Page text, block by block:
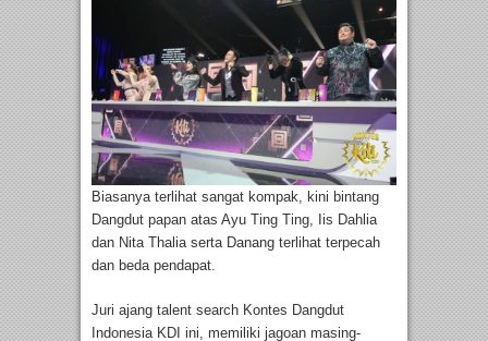
Biasanya terlihat sangat kompak, kini bintang
Dangdut papan atas Ayu Ting Ting, Iis Dahlia
dan Nita Thalia serta Danang terlihat terpecah
dan beda pendapat.
Juri ajang talent search Kontes Dangdut
Indonesia KDI ini, memiliki jagoan masing-